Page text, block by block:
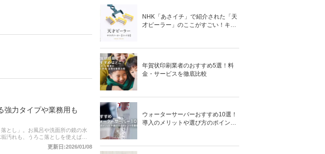
強力タイプや業務用も
とし」。お風呂や洗面所の鏡の水
汚れも、うろこ落としを使えばス
均でも手に入りますが、ガンコな汚
な選び方、目的に合う商品がわか
更新日:2026/01/08
NHK「あさイチ」で紹介された「天
才ピーラー」のここがすごい！キャ
年賀状印刷業者のおすすめ5選！料
金・サービスを徹底比較
ウォーターサーバーおすすめ10選！
導入のメリットや選び方のポイント